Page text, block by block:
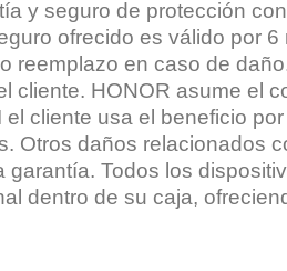
y seguro de protección
ofrecido es válido por
reemplazo en caso de
cliente. HONOR asume el
el cliente usa el beneficio
Otros daños relacionados
garantía. Todos los
dentro de su caja,